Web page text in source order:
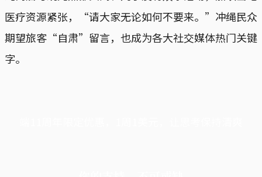
医疗资源紧张，“请大家无论如何不要来。”冲绳民众
期望旅客“自肃”留言，也成为各大社交媒体热门关键
字。